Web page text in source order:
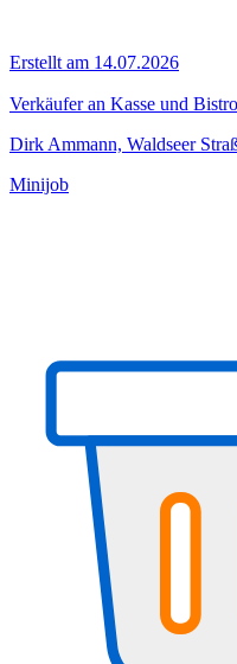
Erstellt am 14.07.2026
Verkäufer an Kasse und
Dirk Ammann, Waldseer
Minijob